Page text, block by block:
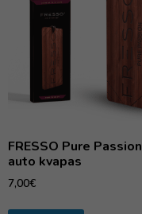
FRESSO Pure Passion
auto kvapas
7,00€